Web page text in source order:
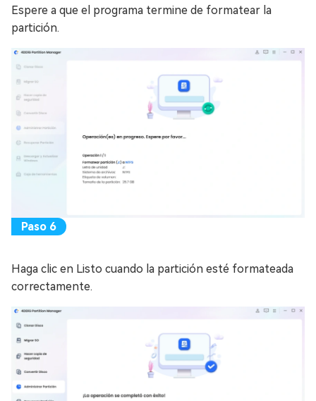
Espere a que el programa termine de formatear la
partición.
Haga clic en Listo cuando la partición esté formateada
correctamente.